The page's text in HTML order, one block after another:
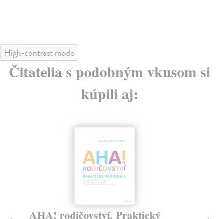
High-contrast mode
Čitatelia s podobným vkusom si
kúpili aj:
Lék proti vyhoření